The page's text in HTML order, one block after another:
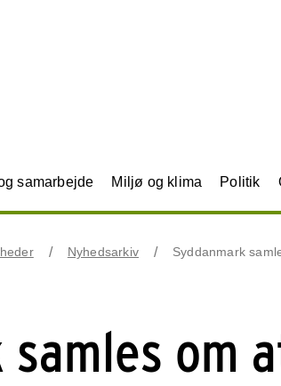
samarbejde Miljø og klima Politik
Nyhedsarkiv Syddanmark
samles om